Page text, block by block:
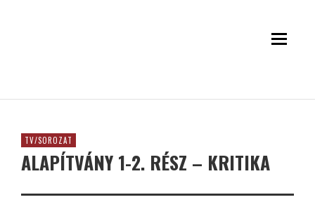
TV/SOROZAT
ALAPÍTVÁNY 1-2. RÉSZ – KRITIKA